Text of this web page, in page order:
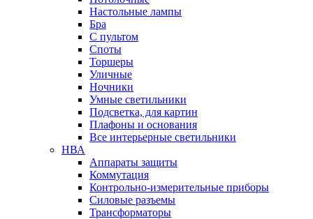
Настольные лампы
Бра
С пультом
Споты
Торшеры
Уличные
Ночники
Умные светильники
Подсветка, для картин
Плафоны и основания
Все интерьерные светильники
НВА
Аппараты защиты
Коммутация
Контрольно-измерительные приборы
Силовые разъемы
Трансформаторы